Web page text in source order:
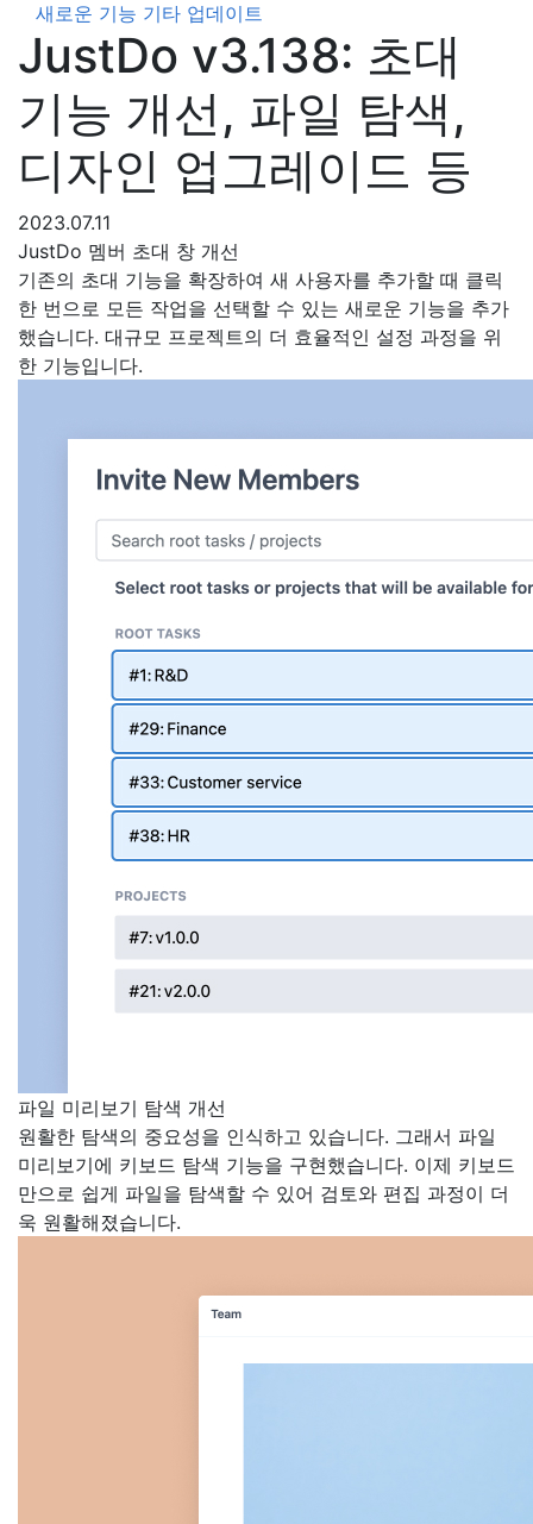
새로운 기능 기타 업데이트
JustDo v3.138: 초대
기능 개선, 파일 탐색,
디자인 업그레이드 등
2023.07.11
JustDo 멤버 초대 창 개선
기존의 초대 기능을 확장하여 새 사용자를 추가할 때 클릭
한 번으로 모든 작업을 선택할 수 있는 새로운 기능을 추가
했습니다. 대규모 프로젝트의 더 효율적인 설정 과정을 위
한 기능입니다.
파일 미리보기 탐색 개선
원활한 탐색의 중요성을 인식하고 있습니다. 그래서 파일
미리보기에 키보드 탐색 기능을 구현했습니다. 이제 키보드
만으로 쉽게 파일을 탐색할 수 있어 검토와 편집 과정이 더
욱 원활해졌습니다.